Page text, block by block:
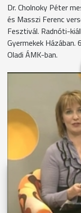
Dr. Cholnoky Péter
és Masszi Ferenc
Fesztivál. Radnóti-
Gyermekek
Oladi ÁMK-ban.
MEGOSZTÁS